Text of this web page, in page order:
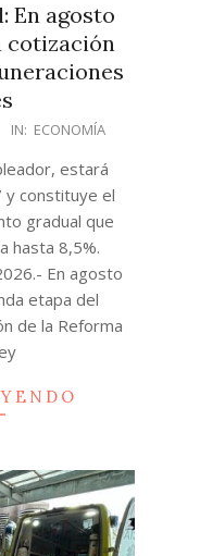
En agosto
cotización
IN: ECONOMÍA
estará
y constituye el
gradual que
hasta 8,5%.
En agosto
etapa del
de la Reforma